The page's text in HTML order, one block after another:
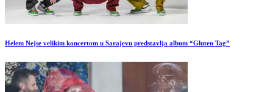
Helem Nejse velikim koncertom u Sarajevu predstavlja album “Gluten Tag”